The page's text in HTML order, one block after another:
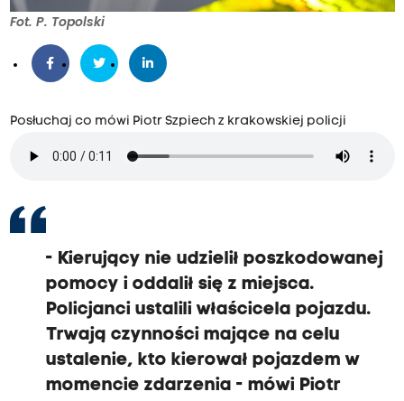
Fot. P. Topolski
Posłuchaj co mówi Piotr Szpiech z krakowskiej policji
- Kierujący nie udzielił poszkodowanej
pomocy i oddalił się z miejsca.
Policjanci ustalili właścicela pojazdu.
Trwają czynności mające na celu
ustalenie, kto kierował pojazdem w
momencie zdarzenia - mówi Piotr